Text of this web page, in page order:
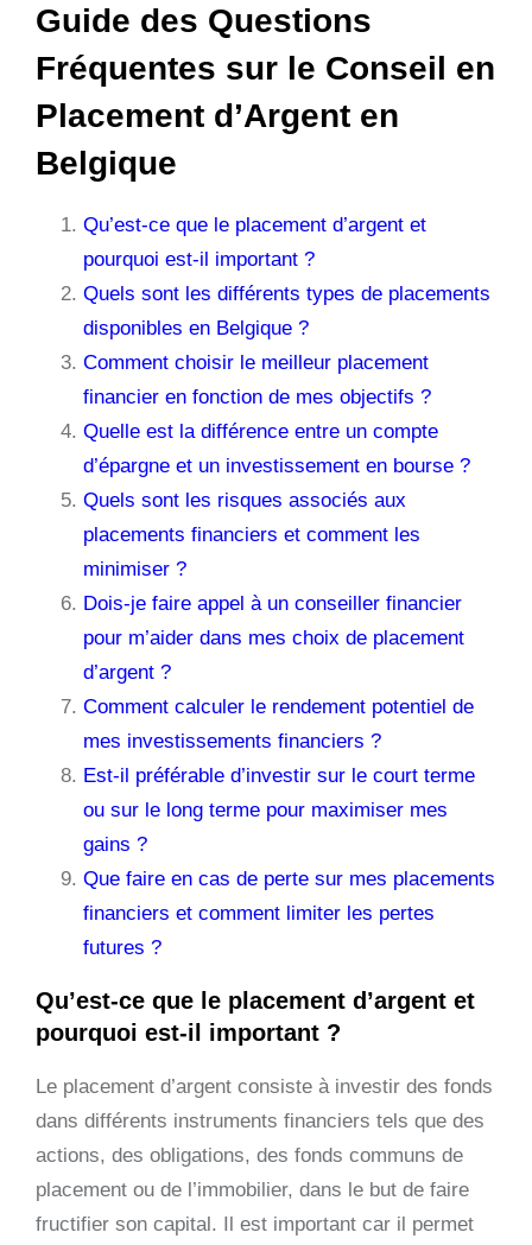
Guide des Questions
Fréquentes sur le Conseil en
Placement d’Argent en
Belgique
Qu’est-ce que le placement d’argent et
pourquoi est-il important ?
Quels sont les différents types de placements
disponibles en Belgique ?
Comment choisir le meilleur placement
financier en fonction de mes objectifs ?
Quelle est la différence entre un compte
d’épargne et un investissement en bourse ?
Quels sont les risques associés aux
placements financiers et comment les
minimiser ?
Dois-je faire appel à un conseiller financier
pour m’aider dans mes choix de placement
d’argent ?
Comment calculer le rendement potentiel de
mes investissements financiers ?
Est-il préférable d’investir sur le court terme
ou sur le long terme pour maximiser mes
gains ?
Que faire en cas de perte sur mes placements
financiers et comment limiter les pertes
futures ?
Qu’est-ce que le placement d’argent et
pourquoi est-il important ?
Le placement d’argent consiste à investir des fonds
dans différents instruments financiers tels que des
actions, des obligations, des fonds communs de
placement ou de l’immobilier, dans le but de faire
fructifier son capital. Il est important car il permet